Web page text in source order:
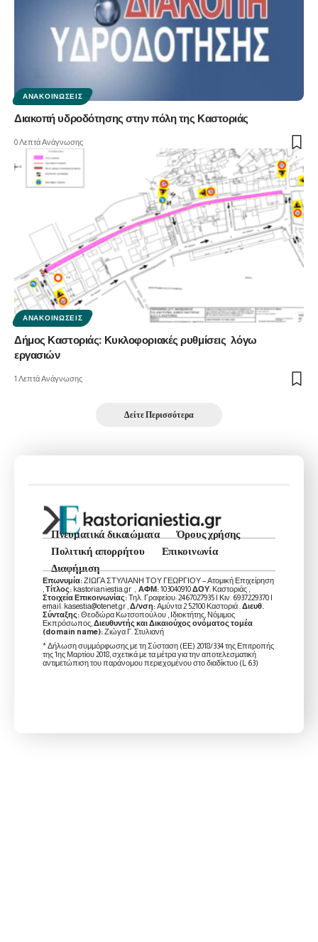
ΑΝΑΚΟΙΝΏΣΕΙΣ
Διακοπή υδροδότησης στην πόλη της Καστοριάς
0 Λεπτά Ανάγνωσης
ΑΝΑΚΟΙΝΏΣΕΙΣ
Δήμος Καστοριάς: Κυκλοφοριακές ρυθμίσεις λόγω
εργασιών
1 Λεπτά Ανάγνωσης
Δείτε Περισσότερα
Πνευματικά δικαιώματα
Όρους χρήσης
Πολιτική απορρήτου
Επικοινωνία
Διαφήμιση
Επωνυμία:ΖΙΩΓΑ ΣΤΥΛΙΑΝΗ ΤΟΥ ΓΕΩΡΓΙΟΥ – Ατομική Επιχείρηση
Τίτλος: kastorianiestia.gr , ΑΦΜ:103040910ΔΟΥ: Καστοριάς ,
Στοιχεία Επικοινωνίας:Τηλ. Γραφείου: 2467027935 | Κιν. 6937229370 |
email: kasestia@otenet.gr , Δ/νση:Αμύντα 2 52100 Καστοριά . Διευθ.
Σύνταξης:Θεοδώρα Κωτσοπούλου , Ιδιοκτήτης, Νόμιμος
Εκπρόσωπος, Διευθυντής και Δικαιούχος ονόματος τομέα
(domain name):Ζιώγα Γ. Στυλιανή
* Δήλωση συμμόρφωσης με τη Σύσταση (ΕΕ) 2018/334 της Επιτροπής
της 1ης Μαρτίου 2018, σχετικά με τα μέτρα για την αποτελεσματική
αντιμετώπιση του παράνομου περιεχομένου στο διαδίκτυο (L 63)